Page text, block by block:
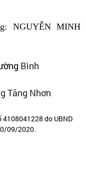
NGUYỄN MINH
Bình
Tăng Nhơn
do UBND
09/2020.